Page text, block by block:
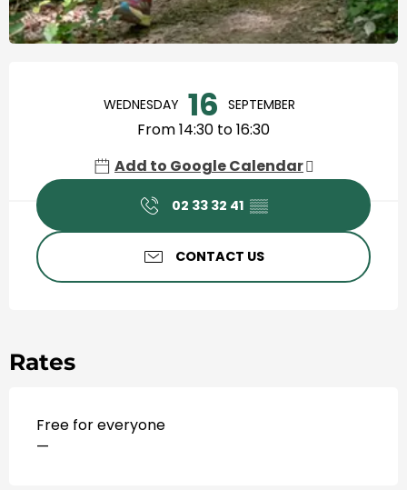
WEDNESDAY 16 SEPTEMBER
From 14:30 to 16:30
Add to Google Calendar
02 33 32 41 ▒▒
CONTACT US
Rates
Free for everyone
—